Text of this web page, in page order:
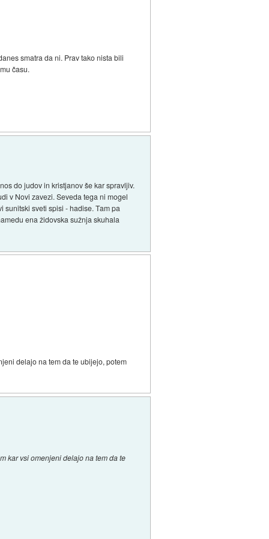
smatra da ni. Prav tako nista bili
času.
do judov in kristjanov še kar spravljiv.
v Novi zavezi. Seveda tega ni mogel
sveti spisi - hadise. Tam pa
ena židovska sužnja skuhala
delajo na tem da te ubijejo, potem
kar vsi omenjeni delajo na tem da te